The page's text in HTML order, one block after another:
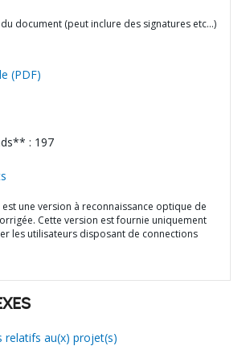
document (peut inclure des signatures etc…)
(PDF)
: 197
une version à reconnaissance optique de
Cette version est fournie uniquement
les utilisateurs disposant de connections
relatifs au(x) projet(s)